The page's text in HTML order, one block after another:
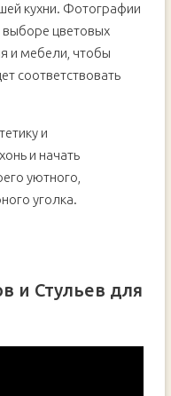
кухни. Фотографии
выборе цветовых
и мебели, чтобы
соответствовать
и
и начать
уютного,
уголка.
и Стульев для